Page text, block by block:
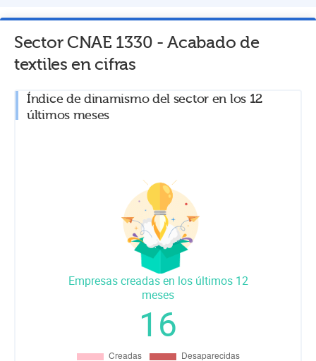
Sector CNAE 1330 -Acabado de
textiles en cifras
Índice de dinamismo del sector en los 12
últimos meses
Empresas creadas en los últimos 12
meses
16